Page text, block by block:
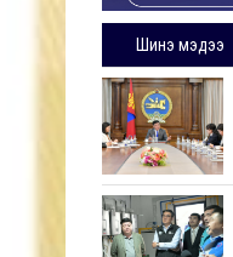
Шинэ мэдээ